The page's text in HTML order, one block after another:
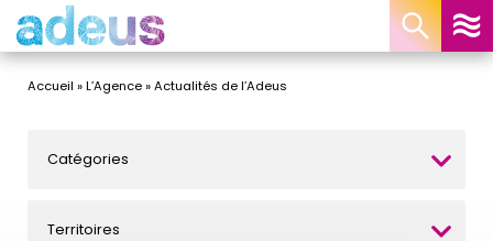
Accueil »L’Agence»Actualités de l’Adeus
Catégories
Territoires
Panneau de gestion des cookies